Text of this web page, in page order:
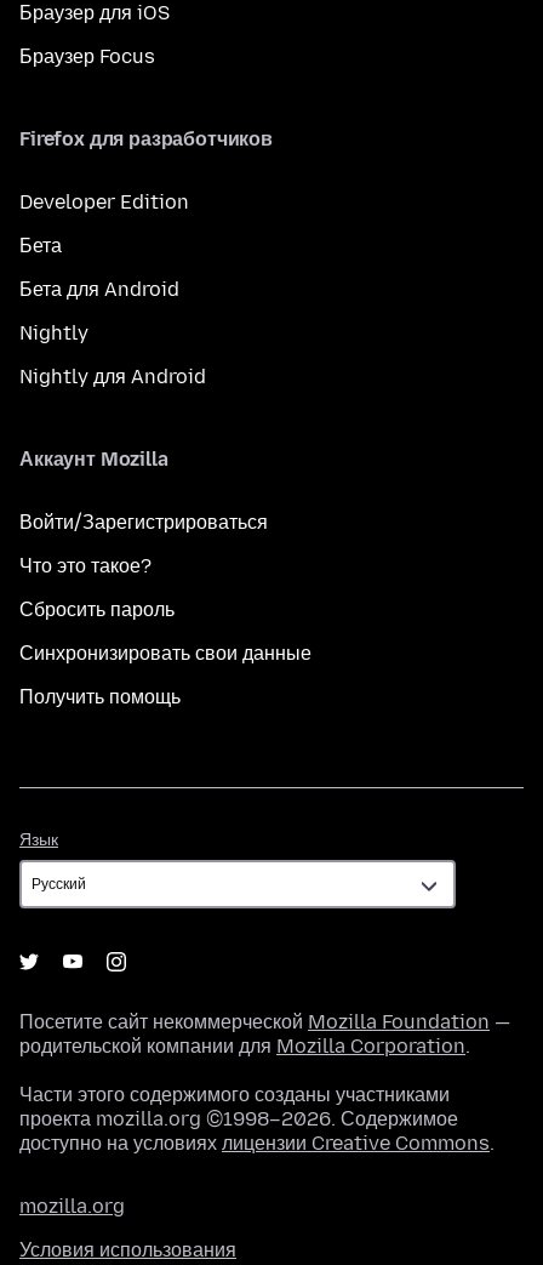
Браузер для iOS
Браузер Focus
Firefox для разработчиков
Developer Edition
Бета
Бета для Android
Nightly
Nightly для Android
Аккаунт Mozilla
Войти/Зарегистрироваться
Что это такое?
Сбросить пароль
Синхронизировать свои данные
Получить помощь
Язык
Посетите сайт некоммерческой Mozilla Foundation —
родительской компании для Mozilla Corporation.
Части этого содержимого созданы участниками
проекта mozilla.org ©1998–2026. Содержимое
доступно на условиях лицензии Creative Commons.
mozilla.org
Условия использования